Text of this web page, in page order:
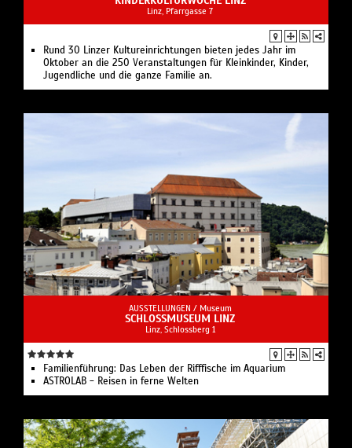
Linz, Pfarrgasse 7
Rund 30 Linzer Kultureinrichtungen bieten jedes Jahr im
Oktober an die 250 Veranstaltungen für Kleinkinder, Kinder,
Jugendliche und die ganze Familie an.
AUSSTELLUNGEN / Museum
SCHLOSSMUSEUM LINZ
Linz, Schlossberg 1
Familien­führung: Das Leben der Rifffische im Aquarium
ASTROLAB - Reisen in ferne Welten